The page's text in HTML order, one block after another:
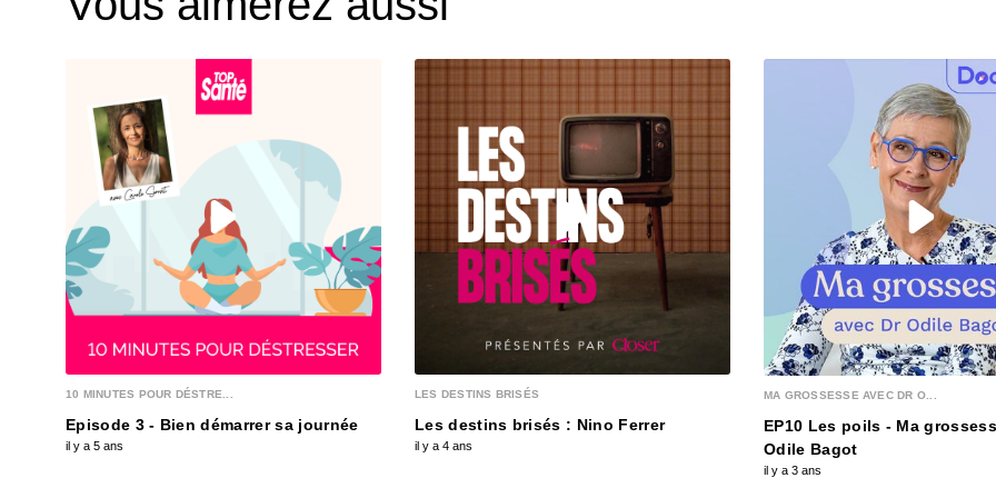
00:03:25
00:03:12
00:03:12
10 MINUTES POUR DÉSTRE...
Episode 3 - Bien démarrer sa journée
il y a 5 ans
LES DESTINS BRISÉS
Les destins brisés : Nino Ferrer
il y a 4 ans
MA GROSSESSE AVEC DR O...
EP10 Les poils - Ma
Odile Bagot
il y a 3 ans